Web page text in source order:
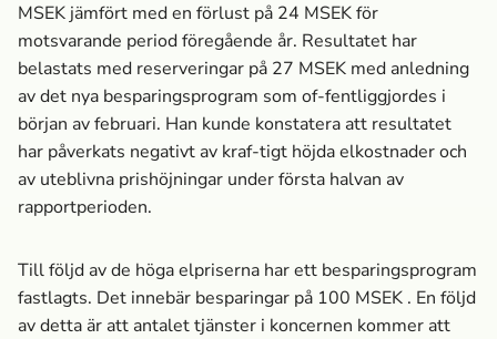
MSEK jämfört med en förlust på 24 MSEK för
motsvarande period föregående år. Resultatet har
belastats med reserveringar på 27 MSEK med anledning
av det nya besparingsprogram som of-fentliggjordes i
början av februari. Han kunde konstatera att resultatet
har påverkats negativt av kraf-tigt höjda elkostnader och
av uteblivna prishöjningar under första halvan av
rapportperioden.
Till följd av de höga elpriserna har ett besparingsprogram
fastlagts. Det innebär besparingar på 100 MSEK . En följd
av detta är att antalet tjänster i koncernen kommer att